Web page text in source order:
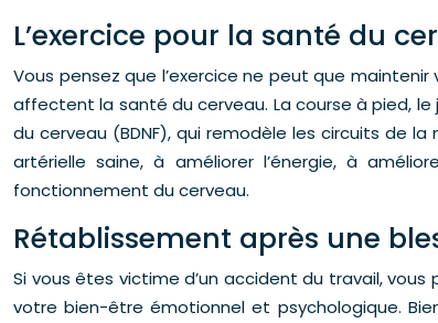
L’exercice pour la santé du
Vous pensez que l’exercice ne peut que
affectent la santé du cerveau. La course à pied,
du cerveau (BDNF), qui remodèle les circuits de
artérielle saine, à améliorer l’énergie, à
fonctionnement du cerveau.
Rétablissement après une
Si vous êtes victime d’un accident du travail,
votre bien-être émotionnel et psychologique.